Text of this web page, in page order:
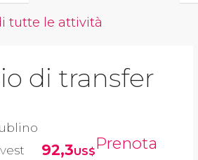
tutte le attività
di transfer
92,3US$Prenota